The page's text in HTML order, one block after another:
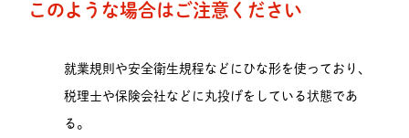
このような場合はご注意ください
就業規則や安全衛生規程などにひな形を使っており、
税理士や保険会社などに丸投げをしている状態であ
る。